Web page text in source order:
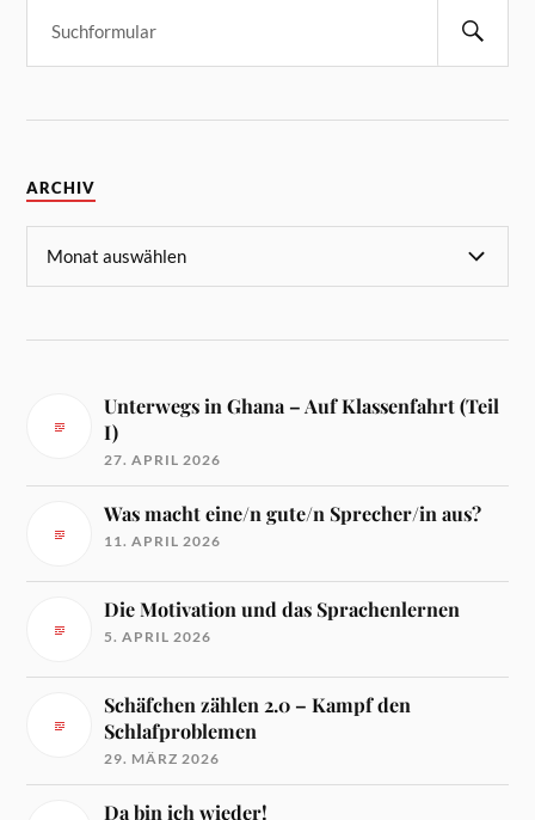
ARCHIV
Unterwegs in Ghana – Auf Klassenfahrt (Teil
I)
27. APRIL 2026
Was macht eine/n gute/n Sprecher/in aus?
11. APRIL 2026
Die Motivation und das Sprachenlernen
5. APRIL 2026
Schäfchen zählen 2.0 – Kampf den
Schlafproblemen
29. MÄRZ 2026
Da bin ich wieder!